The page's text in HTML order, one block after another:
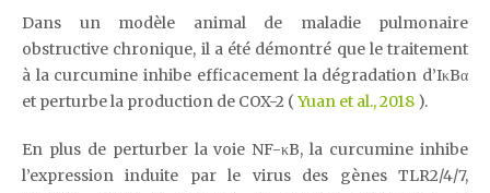
Dans un modèle animal de maladie pulmonaire
obstructive chronique, il a été démontré que le traitement
à la curcumine inhibe efficacement la dégradation d’IκBα
et perturbe la production de COX-2 ( Yuan et al., 2018 ).
En plus de perturber la voie NF-κB, la curcumine inhibe
l’expression induite par le virus des gènes TLR2/4/7,